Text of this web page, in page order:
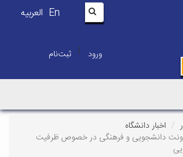
En العربیه
ورود | ثبت‌نام
اخبار دانشگاه
دانشجویی و فرهنگی در خصوص ظرفیت